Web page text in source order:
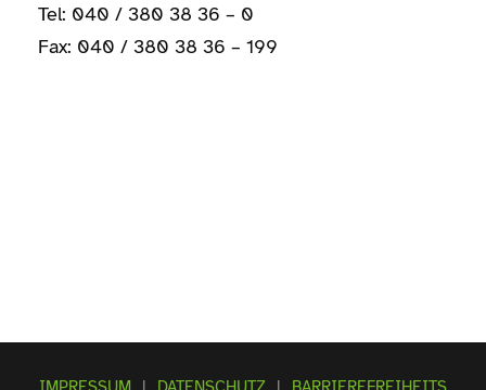
Tel: 040 / 380 38 36 – 0
Fax: 040 / 380 38 36 – 199